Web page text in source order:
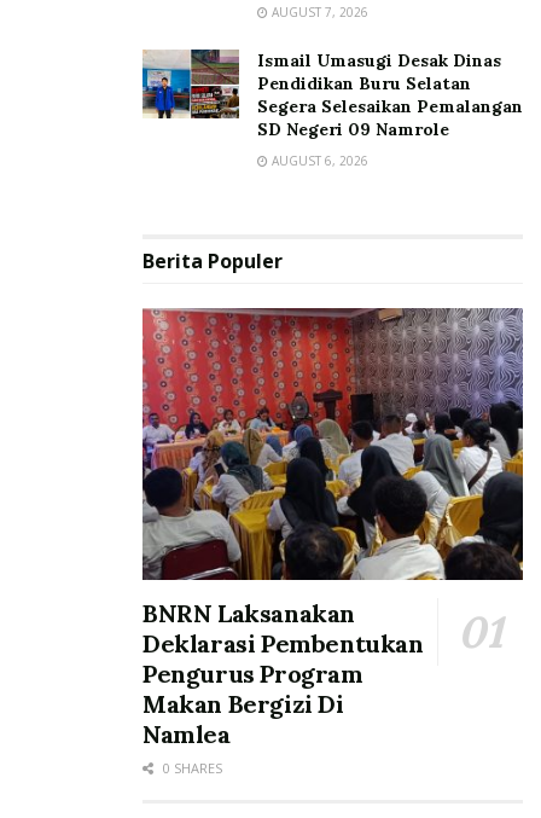
AUGUST 7, 2026
Ismail Umasugi Desak Dinas
Pendidikan Buru Selatan
Segera Selesaikan Pemalangan
SD Negeri 09 Namrole
AUGUST 6, 2026
Berita Populer
BNRN Laksanakan
Deklarasi Pembentukan
Pengurus Program
Makan Bergizi Di
Namlea
0 SHARES